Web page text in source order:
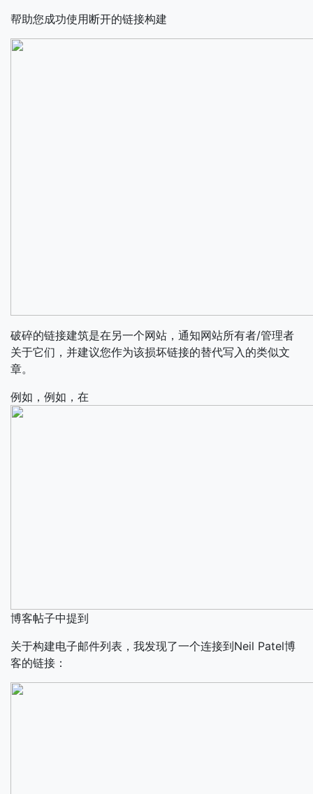
帮助您成功使用断开的链接构建
破碎的链接建筑是在另一个网站，通知网站所有者/管理者
关于它们，并建议您作为该损坏链接的替代写入的类似文
章。
例如，例如，在
博客帖子中提到
关于构建电子邮件列表，我发现了一个连接到Neil Patel博
客的链接：